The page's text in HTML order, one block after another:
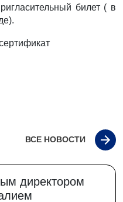
билет ( в
ВСЕ НОВОСТИ
директором